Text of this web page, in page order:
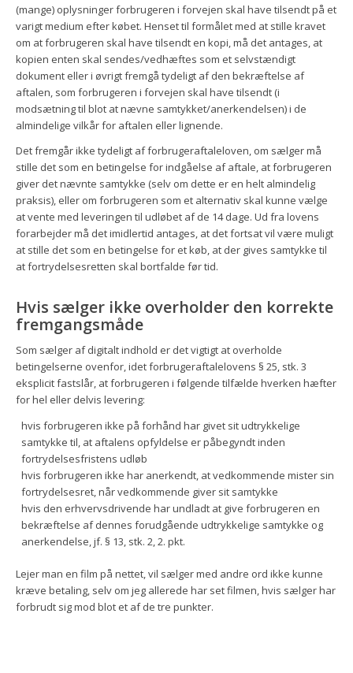
(mange) oplysninger forbrugeren i forvejen skal have tilsendt på et
varigt medium efter købet. Henset til formålet med at stille kravet
om at forbrugeren skal have tilsendt en kopi, må det antages, at
kopien enten skal sendes/vedhæftes som et selvstændigt
dokument eller i øvrigt fremgå tydeligt af den bekræftelse af
aftalen, som forbrugeren i forvejen skal have tilsendt (i
modsætning til blot at nævne samtykket/anerkendelsen) i de
almindelige vilkår for aftalen eller lignende.
Det fremgår ikke tydeligt af forbrugeraftaleloven, om sælger må
stille det som en betingelse for indgåelse af aftale, at forbrugeren
giver det nævnte samtykke (selv om dette er en helt almindelig
praksis), eller om forbrugeren som et alternativ skal kunne vælge
at vente med leveringen til udløbet af de 14 dage. Ud fra lovens
forarbejder må det imidlertid antages, at det fortsat vil være muligt
at stille det som en betingelse for et køb, at der gives samtykke til
at fortrydelsesretten skal bortfalde før tid.
Hvis sælger ikke overholder den korrekte
fremgangsmåde
Som sælger af digitalt indhold er det vigtigt at overholde
betingelserne ovenfor, idet forbrugeraftalelovens § 25, stk. 3
eksplicit fastslår, at forbrugeren i følgende tilfælde hverken hæfter
for hel eller delvis levering:
hvis forbrugeren ikke på forhånd har givet sit udtrykkelige
samtykke til, at aftalens opfyldelse er påbegyndt inden
fortrydelsesfristens udløb
hvis forbrugeren ikke har anerkendt, at vedkommende mister sin
fortrydelsesret, når vedkommende giver sit samtykke
hvis den erhvervsdrivende har undladt at give forbrugeren en
bekræftelse af dennes forudgående udtrykkelige samtykke og
anerkendelse, jf. § 13, stk. 2, 2. pkt.
Lejer man en film på nettet, vil sælger med andre ord ikke kunne
kræve betaling, selv om jeg allerede har set filmen, hvis sælger har
forbrudt sig mod blot et af de tre punkter.